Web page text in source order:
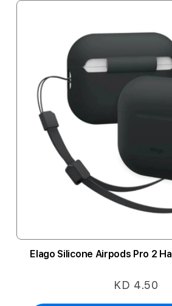
Elago Silicone Airpods Pro 2
KD 4.50